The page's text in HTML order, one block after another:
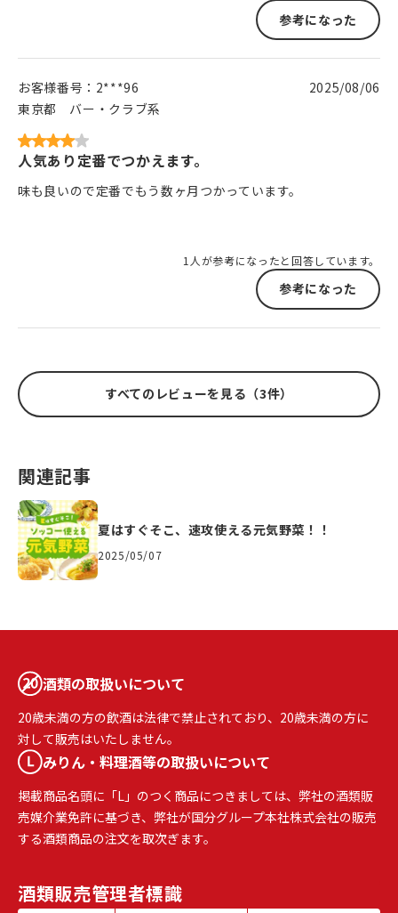
参考になった
お客様番号： 2***96
東京都
バー・クラブ系
2025/08/06
人気あり定番でつかえます。
味も良いので定番でもう数ヶ月つかっています。
1人が参考になったと回答しています。
参考になった
すべてのレビューを見る（3件）
関連記事
夏はすぐそこ、速攻使える元気野菜！！
2025/05/07
酒類の取扱いについて
20歳未満の方の飲酒は法律で禁止されており、20歳未満の方に
対して販売はいたしません。
みりん・料理酒等の取扱いについて
掲載商品名頭に「L」のつく商品につきましては、弊社の酒類販
売媒介業免許に基づき、弊社が国分グループ本社株式会社の販売
する酒類商品の注文を取次ぎます。
酒類販売管理者標識